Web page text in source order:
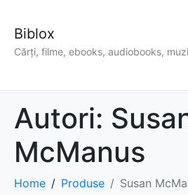
Biblox
Cărți, filme, ebooks, audiobooks,
Autori:
McManus
Home Produse Susan